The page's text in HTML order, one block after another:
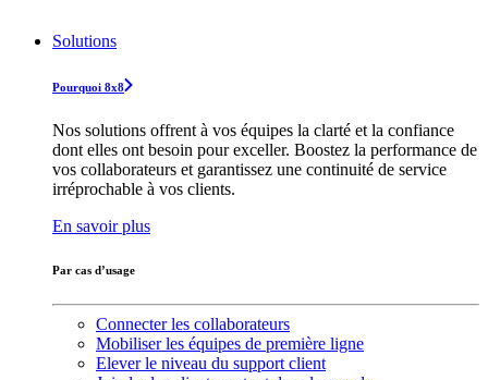
Solutions
Pourquoi 8x8
Nos solutions offrent à vos équipes la clarté et la confiance
dont elles ont besoin pour exceller. Boostez la performance de
vos collaborateurs et garantissez une continuité de service
irréprochable à vos clients.
En savoir plus
Par cas d’usage
Connecter les collaborateurs
Mobiliser les équipes de première ligne
Elever le niveau du support client